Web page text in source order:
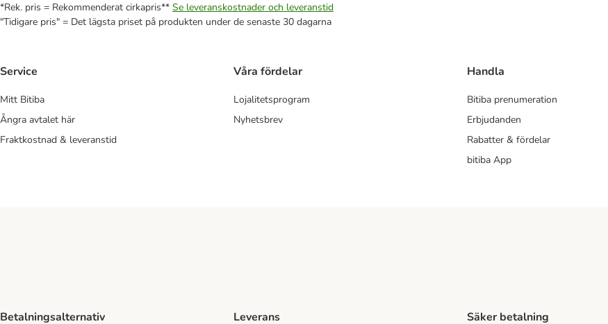
*Rek. pris = Rekommenderat cirkapris** Se leveranskostnader och leveranstid
"Tidigare pris" = Det lägsta priset på produkten under de senaste 30 dagarna
Service
Mitt Bitiba
Ångra avtalet här
Fraktkostnad & leveranstid
Våra fördelar
Lojalitetsprogram
Nyhetsbrev
Handla
Bitiba prenumeration
Erbjudanden
Rabatter & fördelar
bitiba App
Betalningsalternativ Leverans Säker betalning